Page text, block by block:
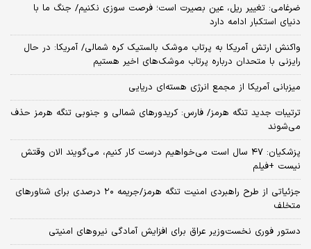
ضرغامی: تغییر ریل، عین بصیرت است؛ فرصت سوزی نکنیم/ جنگ ما با
دنیای استکبار ادامه دارد
واکنش ارتش آمریکا به پرتاب موشک بالستیک کره شمالی/ آمریکا: در حال
رایزنی با متحدان درباره پرتاب موشک‌های اخیر هستیم
میزبانی آمریکا از مجمع انرژی هسته‌ای دریایی
ترتیبات جدید تنگه هرمز/ فارس: کریدورهای شمالی و جنوبی تنگه هرمز حذف
می‌شوند
پزشکیان: ۴۷ سال است می‌خواهیم درست کار کنیم، می‌گویند الان وقتش
نیست +فیلم
جزئیاتی از طرح راهبردی امنیت تنگه هرمز/جریمه ۲۰ درصدی برای شناورهای
متخلف
دستور فوری نخست‌وزیر عراق برای افزایش آمادگی نیروهای امنیتی